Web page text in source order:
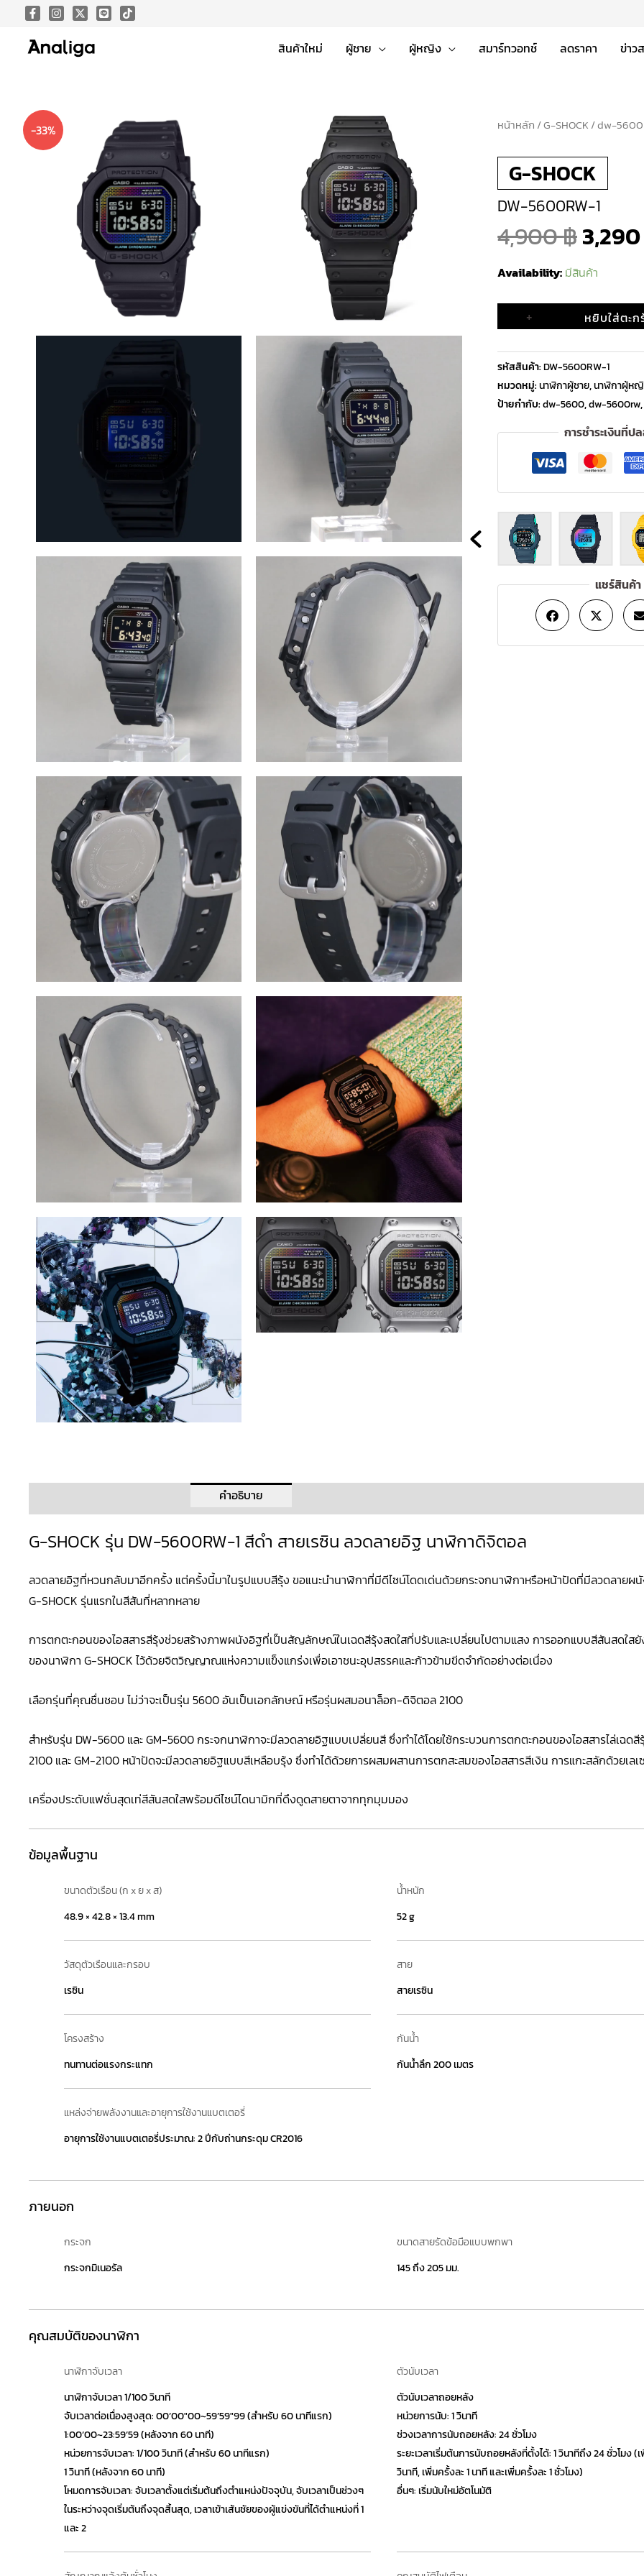
content
สินค้าใหม่ ผู้ชาย ผู้หญิง สมาร์ทวอทช์ ลดราคา ข่าว
-33% หน้าหลัก /G-SHOCK / dw-
G-SHOCK
DW-5600RW-1
4,900฿
price
was:
4,900
3,290
Availability: มีสินค้า
จำนวน
5600rw-
1
ชิ้น
+ หยิบใส่ตะก
รหัสสินค้า:DW-5600RW-1
หมวดหมู่:นาฬิกาผู้ชาย,นาฬิกาผู้ห
ป้ายกำกับ:dw-5600,dw-5600rw
การชำระเงินที่ป
แชร์สินค้า
คำอธิบาย
G-SHOCK รุ่น DW-5600RW-1 สีดำ สายเรซิน ลวดลายอิฐ นาฬิกาดิจิตอล
ลวดลายอิฐที่หวนกลับมาอีกครั้ง แต่ครั้งนี้มาในรูปแบบสีรุ้ง ขอแนะนำนาฬิกาที่มีดีไซน์โดดเด่นด้วยกระจกนาฬิกาหรือหน้าปัดที่มีลวดลายผ
G-SHOCK รุ่นแรกในสีสันที่หลากหลาย
การตกตะกอนของไอสสารสีรุ้งช่วยสร้างภาพผนังอิฐที่เป็นสัญลักษณ์ในเฉดสีรุ้งสดใสที่ปรับและเปลี่ยนไปตามแสง การออกแบบสีสันสดใส
ของนาฬิกา G-SHOCK ไว้ด้วยจิตวิญญาณแห่งความแข็งแกร่งเพื่อเอาชนะอุปสรรคและก้าวข้ามขีดจำกัดอย่างต่อเนื่อง
เลือกรุ่นที่คุณชื่นชอบ ไม่ว่าจะเป็นรุ่น 5600 อันเป็นเอกลักษณ์ หรือรุ่นผสมอนาล็อก-ดิจิตอล 2100
สำหรับรุ่น DW-5600 และ GM-5600 กระจกนาฬิกาจะมีลวดลายอิฐแบบเปลี่ยนสี ซึ่งทำได้โดยใช้กระบวนการตกตะกอนของไอสสารไล่เฉด
2100 และ GM-2100 หน้าปัดจะมีลวดลายอิฐแบบสีเหลือบรุ้ง ซึ่งทำได้ด้วยการผสมผสานการตกสะสมของไอสสารสีเงิน การแกะสลักด้วยเล
เครื่องประดับแฟชั่นสุดเท่สีสันสดใสพร้อมดีไซน์ไดนามิกที่ดึงดูดสายตาจากทุกมุมมอง
ข้อมูลพื้นฐาน
ขนาดตัวเรือน (ก x ย x ส)
48.9 × 42.8 × 13.4 mm
น้ำหนัก
52 g
วัสดุตัวเรือนและกรอบ
เรซิน
สาย
สายเรซิน
โครงสร้าง
ทนทานต่อแรงกระแทก
กันน้ำ
กันน้ำลึก 200 เมตร
แหล่งจ่ายพลังงานและอายุการใช้งานแบตเตอรี่
อายุการใช้งานแบตเตอรี่ประมาณ: 2 ปีกับถ่านกระดุม CR2016
ภายนอก
กระจก
กระจกมิเนอรัล
ขนาดสายรัดข้อมือแบบพกพา
145 ถึง 205 มม.
คุณสมบัติของนาฬิกา
นาฬิกาจับเวลา
นาฬิกาจับเวลา 1/100 วินาที
จับเวลาต่อเนื่องสูงสุด: 00’00″00~59’59″99 (สำหรับ 60 นาทีแรก)
1:00’00~23:59’59 (หลังจาก 60 นาที)
หน่วยการจับเวลา: 1/100 วินาที (สำหรับ 60 นาทีแรก)
1 วินาที (หลังจาก 60 นาที)
โหมดการจับเวลา: จับเวลาตั้งแต่เริ่มต้นถึงตำแหน่งปัจจุบัน, จับเวลาเป็นช่วงๆ
ในระหว่างจุดเริ่มต้นถึงจุดสิ้นสุด, เวลาเข้าเส้นชัยของผู้แข่งขันที่ได้ตำแหน่งที่ 1
และ 2
ตัวนับเวลา
ตัวนับเวลาถอยหลัง
หน่วยการนับ: 1 วินาที
ช่วงเวลาการนับถอยหลัง: 24 ชั่วโมง
ระยะเวลาเริ่มต้นการนับถอยหลังที่ตั้งได้: 1 วินาทีถึง 24 ชั่วโมง (
วินาที, เพิ่มครั้งละ 1 นาที และเพิ่มครั้งละ 1 ชั่วโมง)
อื่นๆ: เริ่มนับใหม่อัตโนมัติ